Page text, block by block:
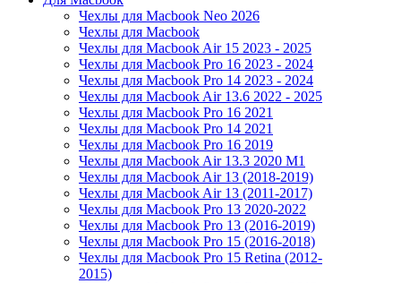
Чехлы для Macbook Neo 2026
Чехлы для Macbook
Чехлы для Macbook Air 15 2023 - 2025
Чехлы для Macbook Pro 16 2023 - 2024
Чехлы для Macbook Pro 14 2023 - 2024
Чехлы для Macbook Air 13.6 2022 - 2025
Чехлы для Macbook Pro 16 2021
Чехлы для Macbook Pro 14 2021
Чехлы для Macbook Pro 16 2019
Чехлы для Macbook Air 13.3 2020 M1
Чехлы для Macbook Air 13 (2018-2019)
Чехлы для Macbook Air 13 (2011-2017)
Чехлы для Macbook Pro 13 2020-2022
Чехлы для Macbook Pro 13 (2016-2019)
Чехлы для Macbook Pro 15 (2016-2018)
Чехлы для Macbook Pro 15 Retina (2012-
2015)